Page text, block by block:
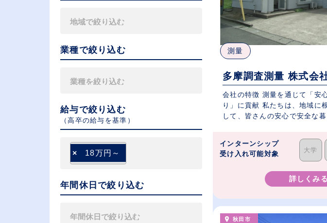
業種で絞り込む
給与で絞り込む
（⾼卒の給与を基準）
× 18万円～
年間休日で絞り込む
測量
多摩調査測量 株式会
会社の特徴 測量を通じて「安
り」に貢献 私たちは、地域に
して、皆さんの安心で安全な
インターンシップ
受け入れ可能対象
大学
詳しくみる
秋田市